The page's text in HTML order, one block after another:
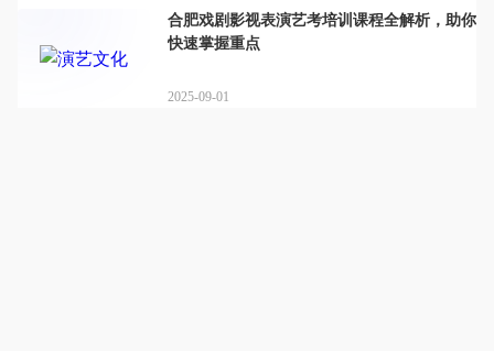
合肥戏剧影视表演艺考培训课程全解析，助你
快速掌握重点
2025-09-01